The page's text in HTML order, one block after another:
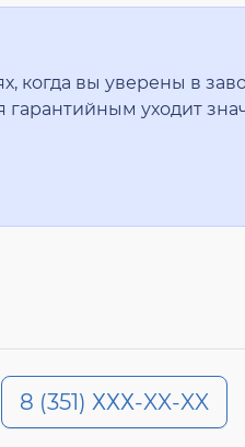
когда вы уверены в
уходит
8 (351) ХХХ-XX-XX